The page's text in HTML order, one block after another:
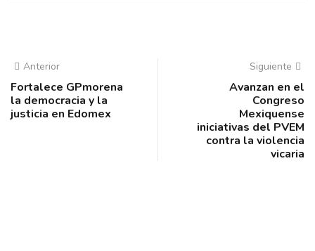
Anterior
Fortalece GPmorena
la democracia y la
justicia en Edomex
Siguiente
Avanzan en el
Congreso
Mexiquense
iniciativas del PVEM
contra la violencia
vicaria